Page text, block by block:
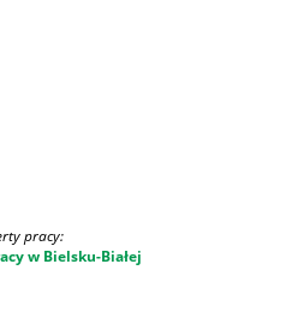
pracy:
w Bielsku-Białej